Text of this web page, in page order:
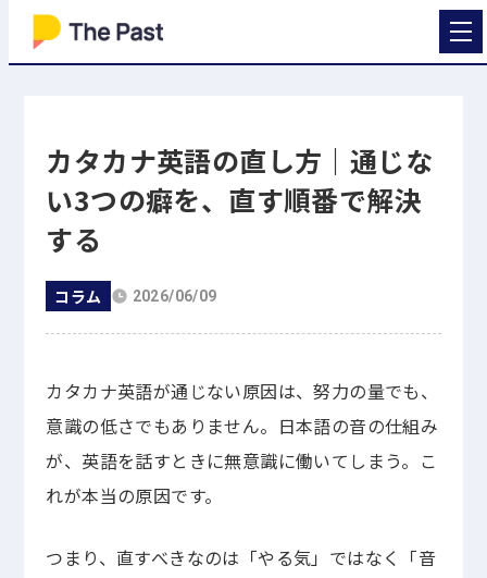
カタカナ英語の直し方｜通じな
い3つの癖を、直す順番で解決
する
コラム 2026/06/09
カタカナ英語が通じない原因は、努力の量でも、
意識の低さでもありません。日本語の音の仕組み
が、英語を話すときに無意識に働いてしまう。こ
れが本当の原因です。
つまり、直すべきなのは「やる気」ではなく「音